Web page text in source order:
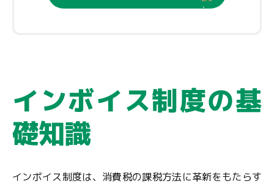
インボイス制度の基
礎知識
インボイス制度は、消費税の課税方法に革新をもたらす